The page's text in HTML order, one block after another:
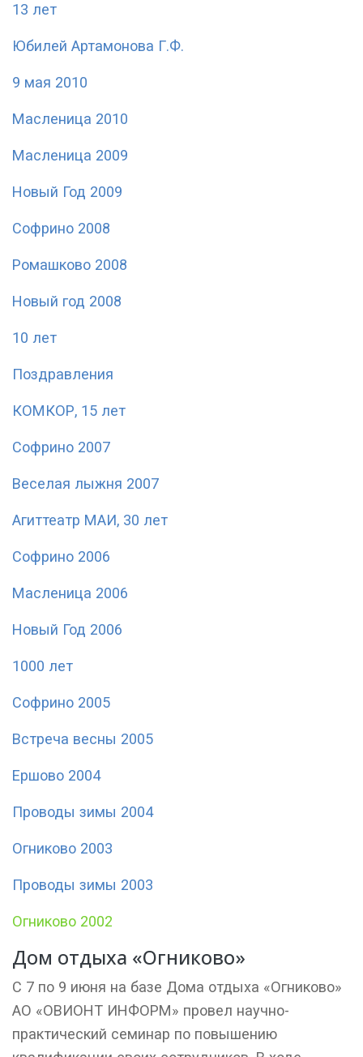
13 лет
Юбилей Артамонова Г.Ф.
9 мая 2010
Масленица 2010
Масленица 2009
Новый Год 2009
Софрино 2008
Ромашково 2008
Новый год 2008
10 лет
Поздравления
КОМКОР, 15 лет
Софрино 2007
Веселая лыжня 2007
Агиттеатр МАИ, 30 лет
Софрино 2006
Масленица 2006
Новый Год 2006
1000 лет
Софрино 2005
Встреча весны 2005
Ершово 2004
Проводы зимы 2004
Огниково 2003
Проводы зимы 2003
Огниково 2002
Дом отдыха «Огниково»
С 7 по 9 июня на базе Дома отдыха «Огниково»
АО «ОВИОНТ ИНФОРМ» провел научно-
практический семинар по повышению